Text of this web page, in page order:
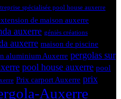
spécialisée pool house auxerre
de maison auxerre
auxerre géniès créations
auxerre maison de piscine
aluminium Auxerre pergolas sur
pool house auxerre pool
Prix carport Auxerre prix
Auxerre